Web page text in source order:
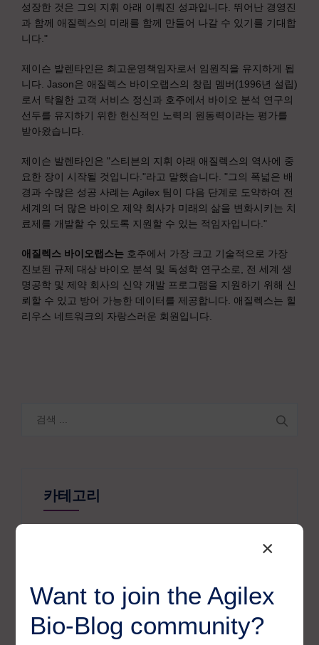
성장한 것은 그의 지휘 아래 이뤄진 성과입니다. 뛰어난 경영진
과 함께 애질렉스의 미래를 함께 만들어 나갈 수 있기를 기대합
니다."
제이슨 발렌타인은 최고운영책임자로서 임원직을 유지하게 됩
니다. Jason은 애질렉스 바이오랩스의 창립 멤버(1996년 설립)
로서 탁월한 고객 서비스 정신과 호주에서 바이오 분석 연구의
선두를 유지하기 위한 헌신적인 노력의 원동력이라는 평가를
받아왔습니다.
제이슨 발렌타인은 "스티븐의 지휘 아래 애질렉스의 역사에 중
요한 장이 시작될 것입니다."라고 말했습니다. "그의 폭넓은 배
경과 수많은 성공 사례는 Agilex 팀이 다음 단계로 도약하여 전
세계의 더 많은 바이오 제약 회사가 미래의 삶을 변화시키는 치
료제를 개발할 수 있도록 지원할 수 있는 적임자입니다."
애질렉스 바이오랩스는 호주에서 가장 크고 기술적으로 가장
진보된 규제 대상 바이오 분석 및 독성학 연구소로, 전 세계 생
명공학 및 제약 회사의 신약 개발 프로그램을 지원하기 위해 신
뢰할 수 있고 방어 가능한 데이터를 제공합니다. 애질렉스는 힐
리우스 네트워크의 자랑스러운 회원입니다.
카테고리
Awards
×
Want to join the Agilex
Bio-Blog community?